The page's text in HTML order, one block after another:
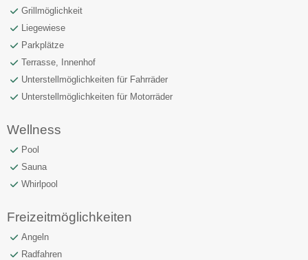
Grillmöglichkeit
Liegewiese
Parkplätze
Terrasse, Innenhof
Unterstellmöglichkeiten für Fahrräder
Unterstellmöglichkeiten für Motorräder
Wellness
Pool
Sauna
Whirlpool
Freizeitmöglichkeiten
Angeln
Radfahren